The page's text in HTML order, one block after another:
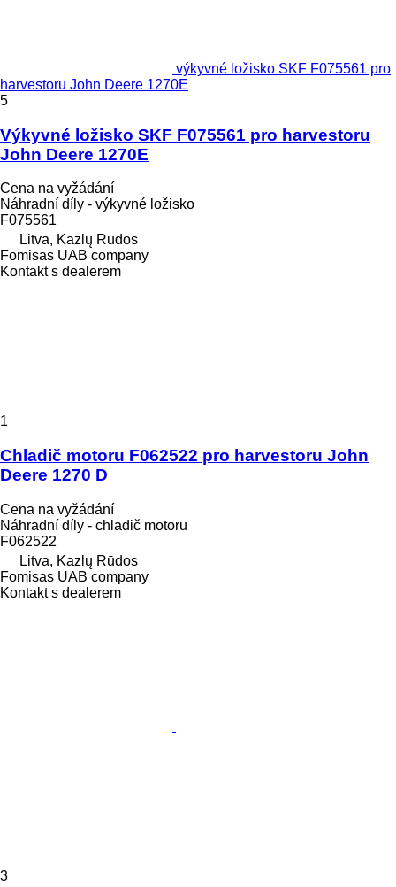
výkyvné ložisko SKF F075561 pro
harvestoru John Deere 1270E
5
Výkyvné ložisko SKF F075561 pro harvestoru
John Deere 1270E
Cena na vyžádání
Náhradní díly - výkyvné ložisko
F075561
Litva, Kazlų Rūdos
Fomisas UAB company
Kontakt s dealerem
1
Chladič motoru F062522 pro harvestoru John
Deere 1270 D
Cena na vyžádání
Náhradní díly - chladič motoru
F062522
Litva, Kazlų Rūdos
Fomisas UAB company
Kontakt s dealerem
3